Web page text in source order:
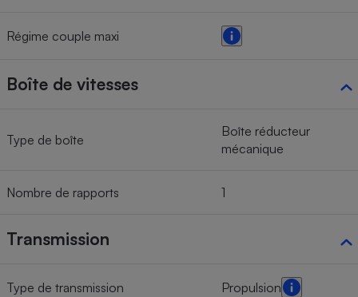
Régime couple maxi
Boîte de vitesses
Type de boîte
Boîte réducteur
mécanique
Nombre de rapports 1
Transmission
Type de transmission Propulsion